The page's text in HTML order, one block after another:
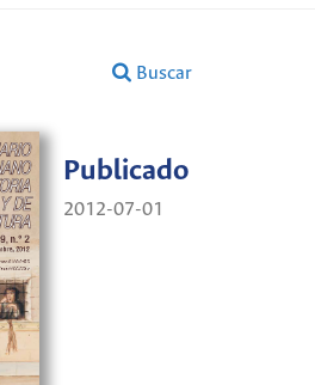
Buscar
Publicado
2012-07-01